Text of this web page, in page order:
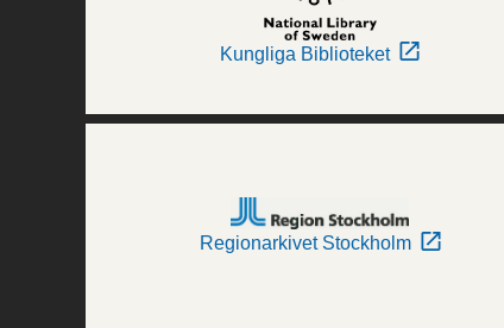
Kungliga Biblioteket
Regionarkivet Stockholm